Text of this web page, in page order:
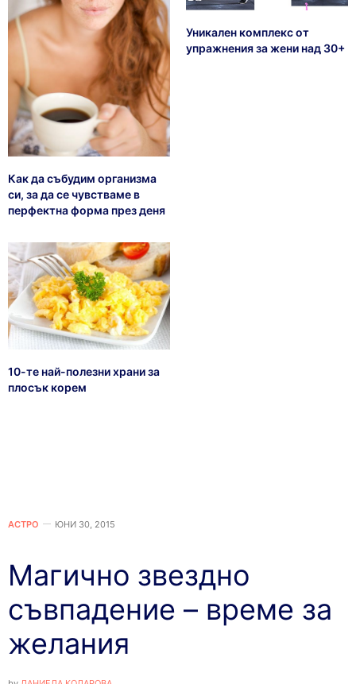
Как да събудим организма
си, за да се чувстваме в
перфектна форма през деня
Уникален комплекс от
упражнения за жени над 30+
10-те най-полезни храни за
плосък корем
АСТРО ЮНИ 30, 2015
Магично звездно
съвпадение – време за
желания